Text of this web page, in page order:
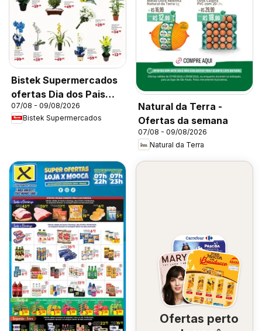
Bistek Supermercados
ofertas Dia dos Pais
Flores
07/08 - 09/08/2026
Bistek Supermercados
Natural da Terra -
Ofertas da semana
07/08 - 09/08/2026
Natural da Terra
Ofertas perto